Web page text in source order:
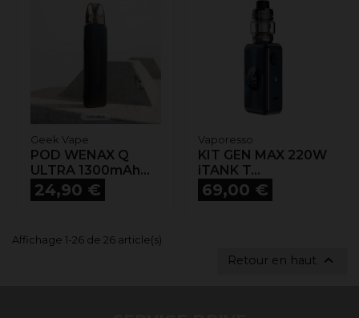
Geek Vape
POD WENAX Q
ULTRA 1300mAh...
Prix
24,90 €
Vaporesso
KIT GEN MAX 220W
iTANK T...
Prix
69,00 €
Affichage 1-26 de 26 article(s)
Retour en haut 